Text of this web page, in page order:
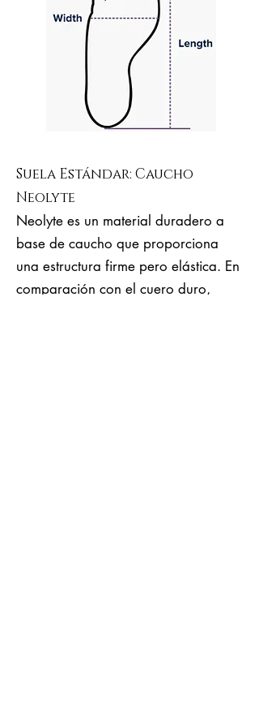
Suela Estándar: Caucho
Neolyte
Neolyte es un material duradero a
base de caucho que proporciona
una estructura firme pero elástica. En
comparación con el cuero duro,